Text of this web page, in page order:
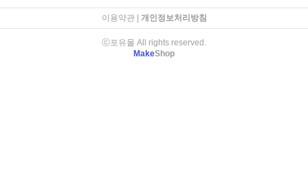
이용약관| 개인정보처리방침
ⓒ포유몰 All rights reserved.
MakeShop